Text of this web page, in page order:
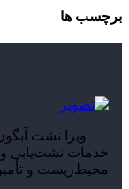
برچسب ها
ویرا نشت
خدمات نشت‌یابی و
محیط‌زیست و